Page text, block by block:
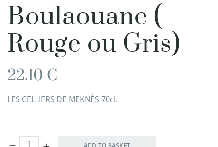
Boulaouane (
Rouge ou Gris)
22.10 €
LES CELLIERS DE MEKNÈS 70cl.
ADD TO BASKET